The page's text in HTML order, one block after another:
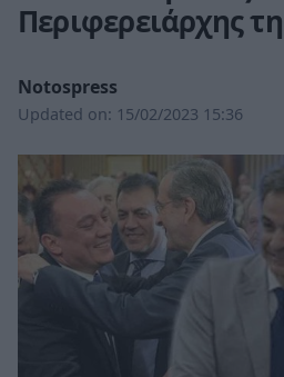
Περιφερειάρχης
Notospress
Updated on: 15/02/2023 15:36